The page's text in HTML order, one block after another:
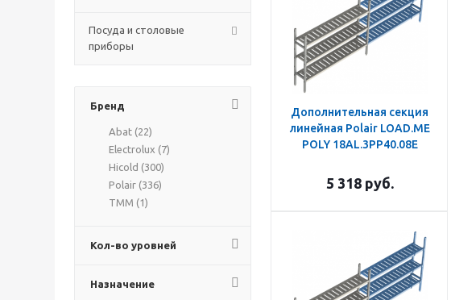
Посуда и столовые
приборы
Бренд
Abat (22)
Electrolux (7)
Hicold (300)
Polair (336)
ТММ (1)
Кол-во уровней
Назначение
Дополнительная секция
линейная Polair LOAD.ME
POLY 18AL.3PP40.08E
5 318руб.